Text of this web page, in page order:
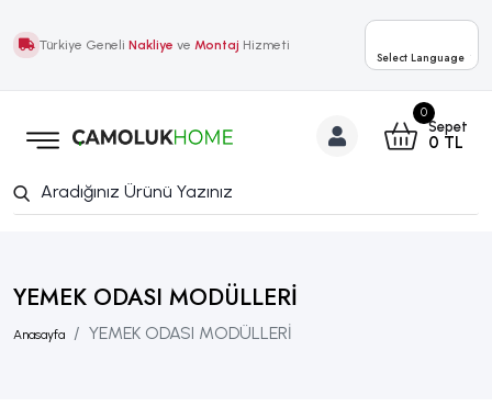
Türkiye Geneli Nakliye ve Montaj Hizmeti
Select Language ▼
0
Sepet
0 TL
YEMEK ODASI MODÜLLERİ
Anasayfa YEMEK ODASI MODÜLLERİ